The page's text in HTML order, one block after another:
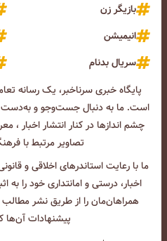
بازیگر زن
انیمیشن
سریال بدنام
پایگاه خبری سرناخبر، یک رسانه
است. ما به دنبال جست‌و‌جو و به‌دست
چشم انداز‌ها در کنار انتشار اخبار ،
تصاویر مرتبط با
ما با رعایت استاندرهای اخلاقی و
اخبار، درستی و امانتداری خود را به
همراهان‌مان را از طریق نشر مطالب
پیشنهادات